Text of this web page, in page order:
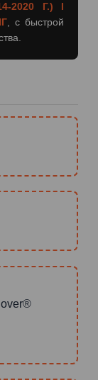
2020 Г.) I
, с быстрой